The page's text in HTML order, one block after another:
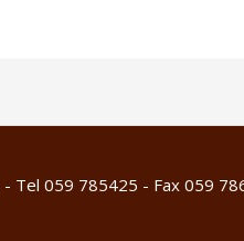
Tel 059 785425 - Fax 059